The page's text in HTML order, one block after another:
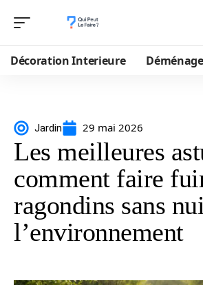
Décoration Interieure
Jardin 29 mai 2026
Les meilleures
comment faire
ragondins sans
l’environnement